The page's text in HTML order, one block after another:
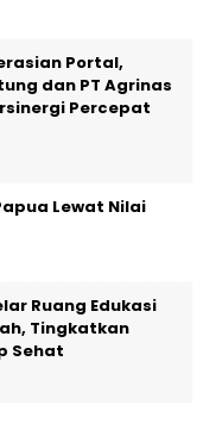
Portal,
dan PT Agrinas
Percepat
Lewat Nilai
Ruang Edukasi
Tingkatkan
Sehat